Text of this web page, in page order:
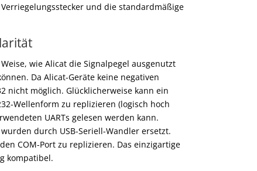
und die standardmäßige
wie Alicat die Signalpegel ausgenutzt
Da Alicat-Geräte keine negativen
nicht möglich. Glücklicherweise kann ein
Wellenform zu replizieren (logisch hoch
UARTs gelesen werden kann.
durch USB-Seriell-Wandler ersetzt.
COM-Port zu replizieren. Das einzigartige
kompatibel.